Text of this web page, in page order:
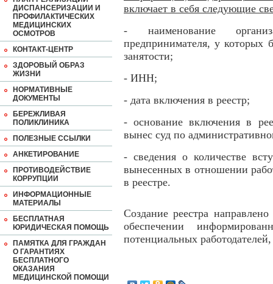
ДИСПАНСЕРИЗАЦИИ И
ПРОФИЛАКТИЧЕСКИХ
МЕДИЦИНСКИХ
ОСМОТРОВ
КОНТАКТ-ЦЕНТР
ЗДОРОВЫЙ ОБРАЗ
ЖИЗНИ
НОРМАТИВНЫЕ
ДОКУМЕНТЫ
БЕРЕЖЛИВАЯ
ПОЛИКЛИНИКА
ПОЛЕЗНЫЕ ССЫЛКИ
АНКЕТИРОВАНИЕ
ПРОТИВОДЕЙСТВИЕ
КОРРУПЦИИ
ИНФОРМАЦИОННЫЕ
МАТЕРИАЛЫ
БЕСПЛАТНАЯ
ЮРИДИЧЕСКАЯ ПОМОЩЬ
ПАМЯТКА ДЛЯ ГРАЖДАН
О ГАРАНТИЯХ
БЕСПЛАТНОГО
ОКАЗАНИЯ
МЕДИЦИНСКОЙ ПОМОЩИ
включает в себя следующие
- наименование
предпринимателя, у которых
занятости;
- ИНН;
- дата включения в реестр;
- основание включения в
вынес суд по
- сведения о количестве
вынесенных в отношении
в реестре.
Создание реестра
обеспечении
потенциальных